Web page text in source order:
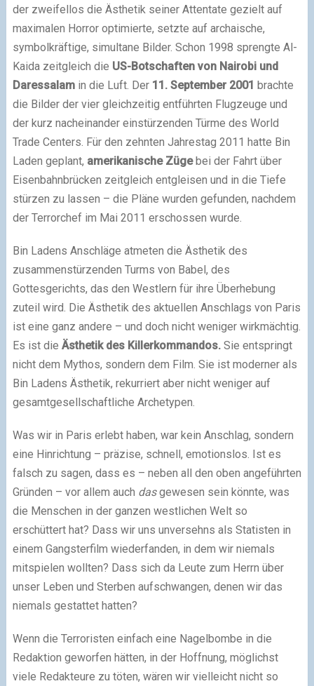
der zweifellos die Ästhetik seiner Attentate gezielt auf
maximalen Horror optimierte, setzte auf archaische,
symbolkräftige, simultane Bilder. Schon 1998 sprengte Al-
Kaida zeitgleich die US-Botschaften von Nairobi und
Daressalamin die Luft. Der 11. September 2001 brachte
die Bilder der vier gleichzeitig entführten Flugzeuge und
der kurz nacheinander einstürzenden Türme des World
Trade Centers. Für den zehnten Jahrestag 2011 hatte Bin
Laden geplant, amerikanische Zügebei der Fahrt über
Eisenbahnbrücken zeitgleich entgleisen und in die Tiefe
stürzen zu lassen – die Pläne wurden gefunden, nachdem
der Terrorchef im Mai 2011 erschossen wurde.
Bin Ladens Anschläge atmeten die Ästhetik des
zusammenstürzenden Turms von Babel, des
Gottesgerichts, das den Westlern für ihre Überhebung
zuteil wird. Die Ästhetik des aktuellen Anschlags von Paris
ist eine ganz andere – und doch nicht weniger wirkmächtig.
Es ist die Ästhetik des Killerkommandos.Sie entspringt
nicht dem Mythos, sondern dem Film. Sie ist moderner als
Bin Ladens Ästhetik, rekurriert aber nicht weniger auf
gesamtgesellschaftliche Archetypen.
Was wir in Paris erlebt haben, war kein Anschlag, sondern
eine Hinrichtung – präzise, schnell, emotionslos. Ist es
falsch zu sagen, dass es – neben all den oben angeführten
Gründen – vor allem auch dasgewesen sein könnte, was
die Menschen in der ganzen westlichen Welt so
erschüttert hat? Dass wir uns unversehns als Statisten in
einem Gangsterfilm wiederfanden, in dem wir niemals
mitspielen wollten? Dass sich da Leute zum Herrn über
unser Leben und Sterben aufschwangen, denen wir das
niemals gestattet hatten?
Wenn die Terroristen einfach eine Nagelbombe in die
Redaktion geworfen hätten, in der Hoffnung, möglichst
viele Redakteure zu töten, wären wir vielleicht nicht so